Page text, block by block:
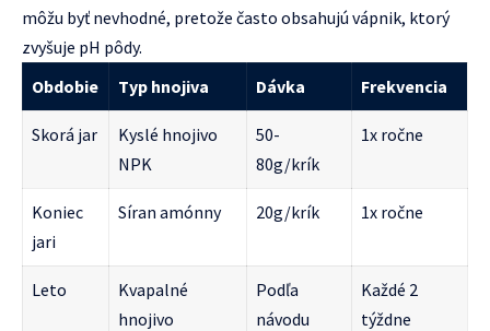
môžu byť nevhodné, pretože často obsahujú vápnik, ktorý
zvyšuje pH pôdy.
Obdobie
Typ hnojiva Dávka Frekvencia
Skorá jar
Kyslé hnojivo
NPK
50-
80g/krík
1x ročne
Koniec
jari
Síran amónny 20g/krík 1x ročne
Leto
Kvapalné
hnojivo
Podľa
návodu
Každé 2
týždne